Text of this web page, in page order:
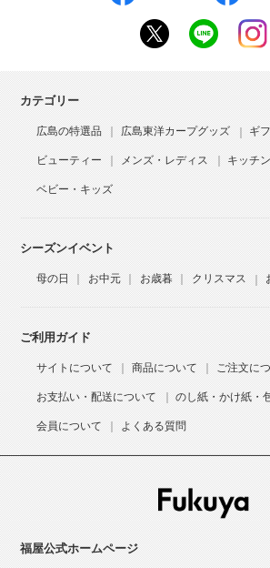
カテゴリー
広島の特選品 広島東洋カープグッズ ギ
ビューティー メンズ・レディス キッチ
ベビー・キッズ
シーズンイベント
母の日 お中元 お歳暮 クリスマス
ご利用ガイド
サイトについて 商品について ご注文に
お支払い・配送について のし紙・かけ紙・
会員について よくある質問
福屋公式ホームページ